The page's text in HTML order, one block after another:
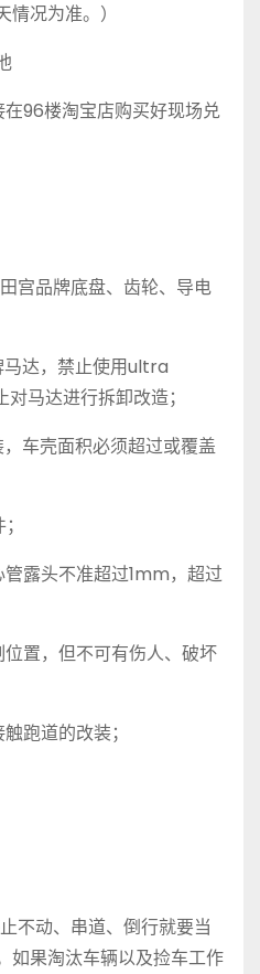
况为准。）
96楼淘宝店购买好现场兑
宫品牌底盘、齿轮、导电
达，禁止使用ultra
马达进行拆卸改造；
车壳面积必须超过或覆盖
露头不准超过1mm，超过
置，但不可有伤人、破坏
跑道的改装；
不动、串道、倒行就要当
如果淘汰车辆以及捡车工作